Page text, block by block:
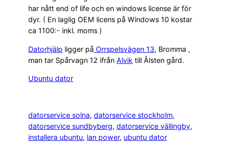
har nått end of life och en windows license är för
dyr. ( En laglig OEM licens på Windows 10 kostar
ca 1100:- inkl. moms )
Datorhjälp ligger på Orrspelsvägen 13, Bromma ,
man tar Spårvagn 12 ifrån Alvik till Ålsten gård.
Ubuntu dator
datorservice solna, datorservice stockholm
datorservice sundbyberg, datorservice vällingby
installera ubuntu, lan power, ubuntu dator